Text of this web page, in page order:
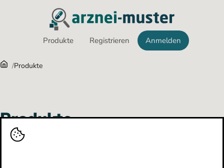
Navigation überspringen
Produkte Registrieren Anmelden
Produkte
Produkte
Entdecken Sie unsere Arzneimuster und